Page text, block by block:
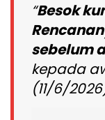
“Besok
sebelum
kepada
(11/6/